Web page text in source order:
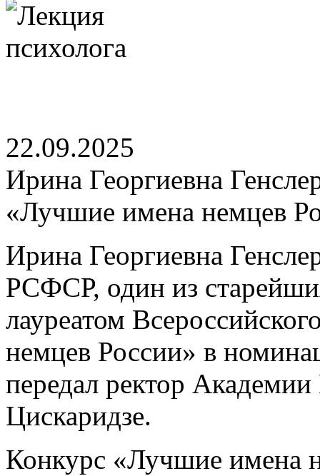
22.09.2025
Ирина Георгиевна
«Лучшие имена немцев
Ирина Георгиевна
РСФСР, один из
лауреатом
немцев России» в
передал ректор
Цискаридзе.
Конкурс «Лучшие имена